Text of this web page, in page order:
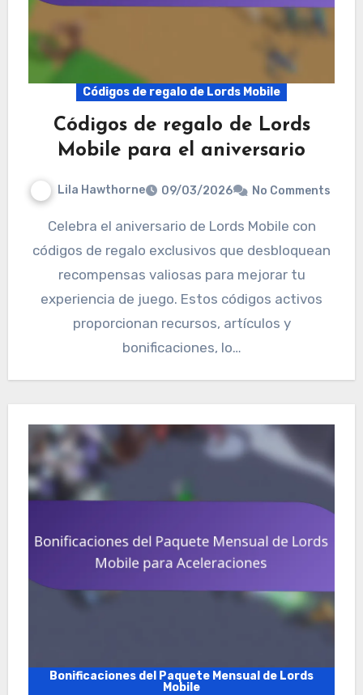
Códigos de regalo de Lords Mobile
Códigos de regalo de Lords
Mobile para el aniversario
Lila Hawthorne 09/03/2026 No Comments
Celebra el aniversario de Lords Mobile con
códigos de regalo exclusivos que desbloquean
recompensas valiosas para mejorar tu
experiencia de juego. Estos códigos activos
proporcionan recursos, artículos y
bonificaciones, lo…
Bonificaciones del Paquete Mensual de Lords
Mobile